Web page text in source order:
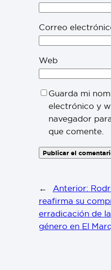
Correo
Web
Guarda mi
electrónico y
navegador
que comente.
← Anterior:
reafirma su
erradicación de
género en El